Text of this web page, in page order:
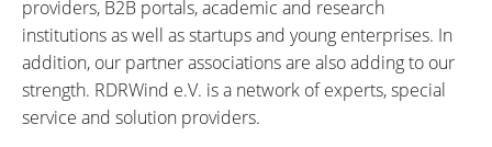
providers, B2B portals, academic and research
institutions as well as startups and young enterprises. In
addition, our partner associations are also adding to our
strength. RDRWind e.V. is a network of experts, special
service and solution providers.